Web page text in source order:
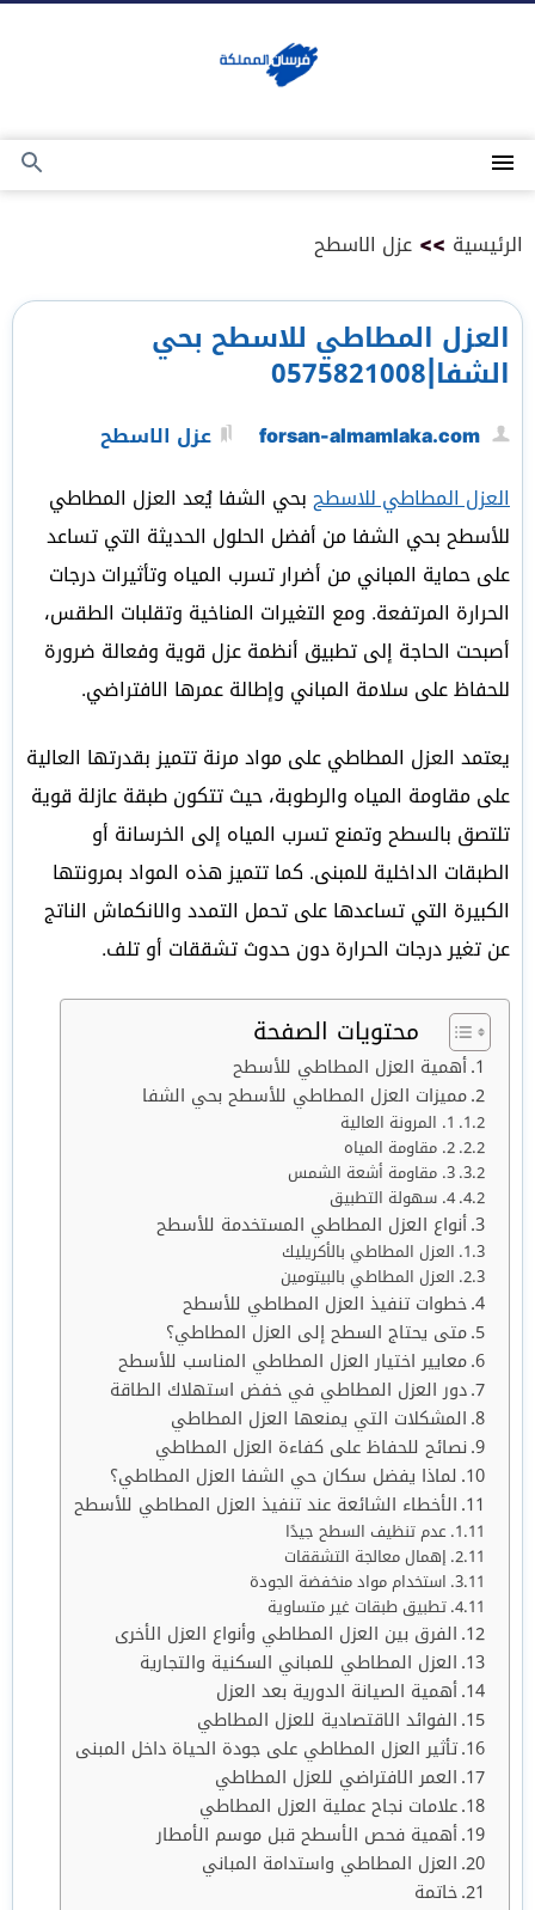
القائمة
بحث
الرئيسية >> عزل الاسطح
العزل المطاطي للاسطح بحي
الشفا|0575821008
forsan-almamlaka.com
عزل الاسطح
العزل المطاطي للاسطحبحي الشفا يُعد العزل المطاطي
للأسطح بحي الشفا من أفضل الحلول الحديثة التي تساعد
على حماية المباني من أضرار تسرب المياه وتأثيرات درجات
الحرارة المرتفعة. ومع التغيرات المناخية وتقلبات الطقس،
أصبحت الحاجة إلى تطبيق أنظمة عزل قوية وفعالة ضرورة
للحفاظ على سلامة المباني وإطالة عمرها الافتراضي.
يعتمد العزل المطاطي على مواد مرنة تتميز بقدرتها العالية
على مقاومة المياه والرطوبة، حيث تتكون طبقة عازلة قوية
تلتصق بالسطح وتمنع تسرب المياه إلى الخرسانة أو
الطبقات الداخلية للمبنى. كما تتميز هذه المواد بمرونتها
الكبيرة التي تساعدها على تحمل التمدد والانكماش الناتج
عن تغير درجات الحرارة دون حدوث تشققات أو تلف.
محتويات الصفحة
أهمية العزل المطاطي للأسطح
مميزات العزل المطاطي للأسطح بحي الشفا
1. المرونة العالية
2. مقاومة المياه
3. مقاومة أشعة الشمس
4. سهولة التطبيق
أنواع العزل المطاطي المستخدمة للأسطح
العزل المطاطي بالأكريليك
العزل المطاطي بالبيتومين
خطوات تنفيذ العزل المطاطي للأسطح
متى يحتاج السطح إلى العزل المطاطي؟
معايير اختيار العزل المطاطي المناسب للأسطح
دور العزل المطاطي في خفض استهلاك الطاقة
المشكلات التي يمنعها العزل المطاطي
نصائح للحفاظ على كفاءة العزل المطاطي
لماذا يفضل سكان حي الشفا العزل المطاطي؟
الأخطاء الشائعة عند تنفيذ العزل المطاطي للأسطح
عدم تنظيف السطح جيدًا
إهمال معالجة التشققات
استخدام مواد منخفضة الجودة
تطبيق طبقات غير متساوية
الفرق بين العزل المطاطي وأنواع العزل الأخرى
العزل المطاطي للمباني السكنية والتجارية
أهمية الصيانة الدورية بعد العزل
الفوائد الاقتصادية للعزل المطاطي
تأثير العزل المطاطي على جودة الحياة داخل المبنى
العمر الافتراضي للعزل المطاطي
علامات نجاح عملية العزل المطاطي
أهمية فحص الأسطح قبل موسم الأمطار
العزل المطاطي واستدامة المباني
خاتمة